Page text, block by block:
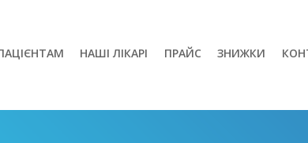
НАШІ ЛІКАРІ ПРАЙС ЗНИЖКИ